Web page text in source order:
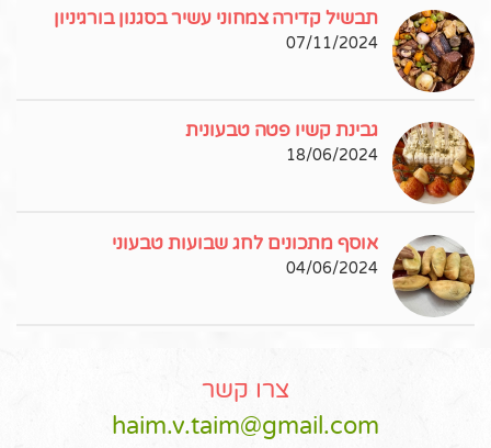
תבשיל קדירה צמחוני עשיר בסגנון בורגיניון
07/11/2024
גבינת קשיו פטה טבעונית
18/06/2024
אוסף מתכונים לחג שבועות טבעוני
04/06/2024
צרו קשר
haim.v.taim@gmail.com